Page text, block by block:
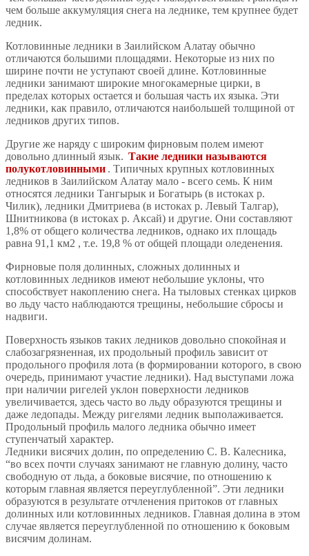
чем больше аккумуляция снега на леднике, тем крупнее будет
ледник.
Котловинные ледники в Заилийском Алатау обычно
отличаются большими площадями. Некоторые из них по
ширине почти не уступают своей длине. Котловинные
ледники занимают широкие многокамерные цирки, в
пределах которых остается и большая часть их языка. Эти
ледники, как правило, отличаются наибольшей толщиной от
ледников других типов.
Другие же наряду с широким фирновым полем имеют
довольно длинный язык. Такие ледники называются
полукотловинными . Типичных крупных котловинных
ледников в Заилийском Алатау мало - всего семь. К ним
относятся ледники Тангырык и Богатырь (в истоках р.
Чилик), ледники Дмитриева (в истоках р. Левый Талгар),
Шнитникова (в истоках р. Аксай) и другие. Они составляют
1,8% от общего количества ледников, однако их площадь
равна 91,1 км2 , т.е. 19,8 % от общей площади оледенения.
Фирновые поля долинных, сложных долинных и
котловинных ледников имеют небольшие уклоны, что
способствует накоплению снега. На тыловых стенках цирков
во льду часто наблюдаются трещины, небольшие сбросы и
надвиги.
Поверхность языков таких ледников довольно спокойная и
слабозагрязненная, их продольный профиль зависит от
продольного профиля лота (в формировании которого, в свою
очередь, принимают участие ледники). Над выступами ложа
при наличии ригелей уклон поверхности ледников
увеличивается, здесь часто во льду образуются трещины и
даже ледопады. Между ригелями ледник выполаживается.
Продольный профиль малого ледника обычно имеет
ступенчатый характер.
Ледники висячих долин, по определению С. В. Калесника,
“во всех почти случаях занимают не главную долину, часто
свободную от льда, а боковые висячие, по отношению к
которым главная является переуглубленной”. Эти ледники
образуются в результате отчленения притоков от главных
долинных или котловинных ледников. Главная долина в этом
случае является переуглубленной по отношению к боковым
висячим долинам.